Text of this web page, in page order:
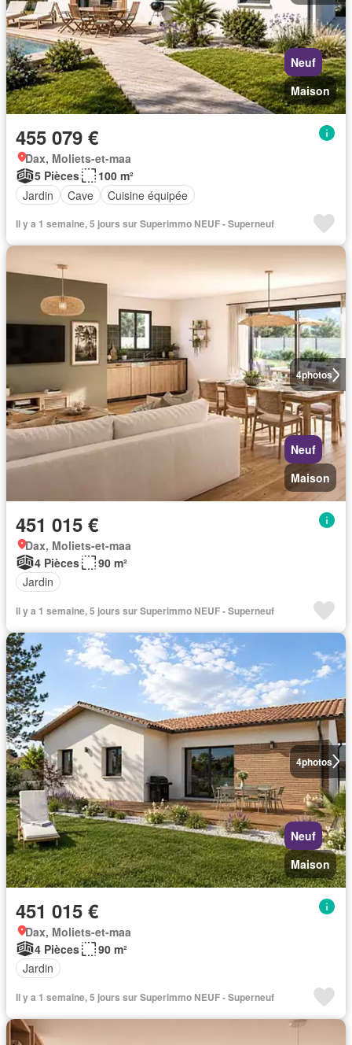
Neuf
Maison
455 079 €
Dax, Moliets-et-maa
5 Pièces
100 m²
Jardin
Cave Cuisine équipée
Il y a 1 semaine, 5 jours sur Superimmo NEUF - Superneuf
4photos
Neuf
Maison
451 015 €
Dax, Moliets-et-maa
4 Pièces
90 m²
Jardin
Il y a 1 semaine, 5 jours sur Superimmo NEUF - Superneuf
4photos
Neuf
Maison
451 015 €
Dax, Moliets-et-maa
4 Pièces
90 m²
Jardin
Il y a 1 semaine, 5 jours sur Superimmo NEUF - Superneuf